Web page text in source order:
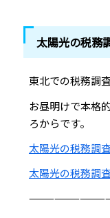
太陽光の税務
東北での税務調
お昼明けで本格
ろからです。
太陽光の税務調
太陽光の税務調